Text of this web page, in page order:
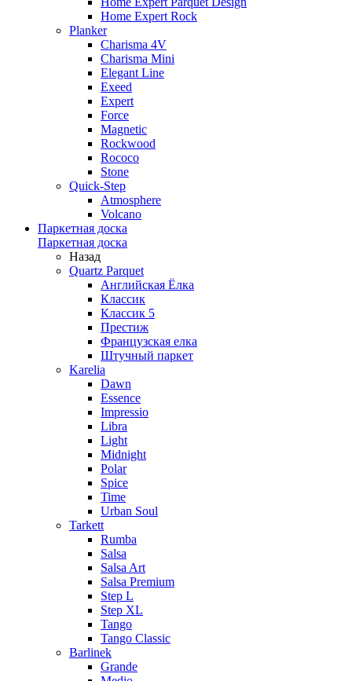
Home Expert Rock
Planker
Charisma 4V
Charisma Mini
Elegant Line
Exeed
Expert
Force
Magnetic
Rockwood
Rococo
Stone
Quick-Step
Atmosphere
Volcano
Паркетная доска
Паркетная доска
Назад
Quartz Parquet
Английская Ёлка
Классик
Классик 5
Престиж
Французская елка
Штучный паркет
Karelia
Dawn
Essence
Impressio
Libra
Light
Midnight
Polar
Spice
Time
Urban Soul
Tarkett
Rumba
Salsa
Salsa Art
Salsa Premium
Step L
Step XL
Tango
Tango Classic
Barlinek
Grande